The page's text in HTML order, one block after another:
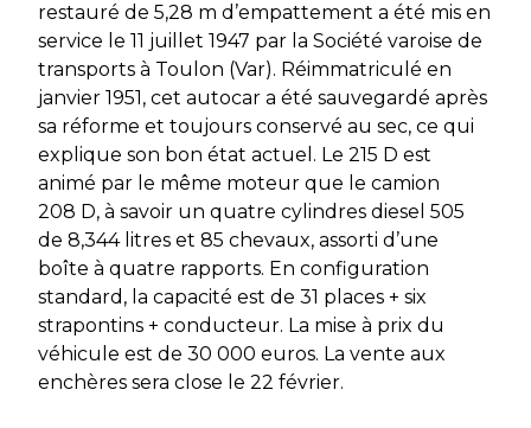
restauré de 5,28 m d’empattement a été mis en
service le 11 juillet 1947 par la Société varoise de
transports à Toulon (Var). Réimmatriculé en
janvier 1951, cet autocar a été sauvegardé après
sa réforme et toujours conservé au sec, ce qui
explique son bon état actuel. Le 215 D est
animé par le même moteur que le camion
208 D, à savoir un quatre cylindres diesel 505
de 8,344 litres et 85 chevaux, assorti d’une
boîte à quatre rapports. En configuration
standard, la capacité est de 31 places + six
strapontins + conducteur. La mise à prix du
véhicule est de 30 000 euros. La vente aux
enchères sera close le 22 février.